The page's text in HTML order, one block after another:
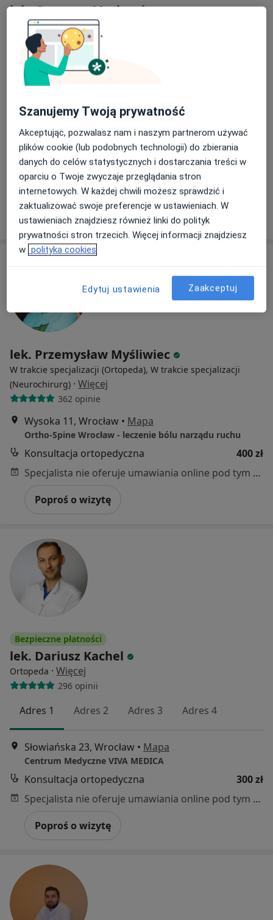
lek. Grzegorz Markowicz
Ortopeda, Lekarz wykonujący zabiegi medycyny estetycznej
Więcej
128 opinii
Medycyna Estetyczna, Ortopedia
empatie, dociekliwość, cierpliwość, doświadczenie
Poranna 31D, Wrocław • Mapa
KERAMED Grzegorz Markowicz
Konsultacja ortopedyczna
280 zł
Poproś o wizytę
lek. Przemysław Myśliwiec
W trakcie specjalizacji (Ortopeda), W trakcie specjalizacji
(Neurochirurg) · Więcej
362 opinie
Wysoka 11, Wrocław • Mapa
Ortho-Spine Wrocław - leczenie bólu narządu ruchu
Konsultacja ortopedyczna
400 zł
Specjalista nie oferuje umawiania online pod tym adresem.
Poproś o wizytę
Bezpieczne płatności
lek. Dariusz Kachel
Ortopeda · Więcej
296 opinii
Adres 1 Adres 2 Adres 3 Adres 4
Słowiańska 23, Wrocław • Mapa
Centrum Medyczne VIVA MEDICA
Konsultacja ortopedyczna
300 zł
Specjalista nie oferuje umawiania online pod tym adresem.
Poproś o wizytę
Szanujemy Twoją prywatność
Akceptując, pozwalasz nam i naszym partnerom używać
plików cookie (lub podobnych technologii) do zbierania
danych do celów statystycznych i dostarczania treści w
oparciu o Twoje zwyczaje przeglądania stron
internetowych. W każdej chwili możesz sprawdzić i
zaktualizować swoje preferencje w ustawieniach. W
ustawieniach znajdziesz również linki do polityk
prywatności stron trzecich. Więcej informacji znajdziesz
w polityka cookies
Edytuj ustawienia Zaakceptuj